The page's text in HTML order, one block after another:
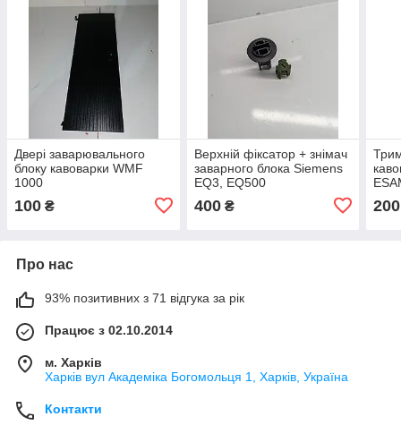
Двері заварювального
блоку кавоварки WMF
1000
100 ₴
Верхній фіксатор + знімач
заварного блока Siemens
EQ3, EQ500
400₴ 200
Про нас
93% позитивних з 71 відгука за рік
Працює з 02.10.2014
м. Харків
Харків вул Академіка Богомольця 1, Харків, Україна
Контакти